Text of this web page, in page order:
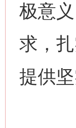
极意
求，
提供坚